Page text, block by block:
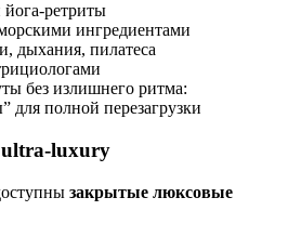
ретриты
ингредиентами
дыхания, пилатеса
без излишнего ритма:
для полной перезагрузки
ultra-luxury
закрытые люксовые